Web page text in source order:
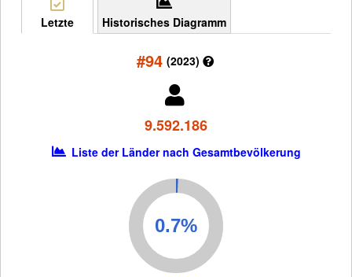
Letzte Historisches Diagramm
#94 (2023)
9.592.186
Liste der Länder nach Gesamtbevölkerung